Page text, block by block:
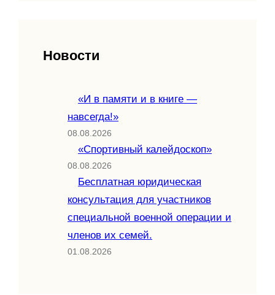
Новости
«И в памяти и в книге —
навсегда!»
08.08.2026
«Спортивный калейдоскоп»
08.08.2026
Бесплатная юридическая
консультация для участников
специальной военной операции и
членов их семей.
01.08.2026